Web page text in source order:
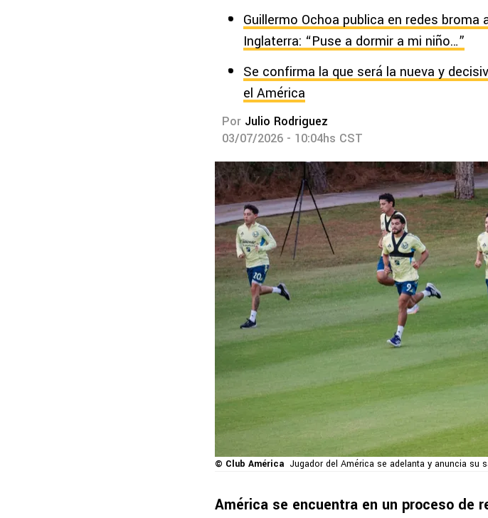
Guillermo Ochoa publica en redes
Inglaterra: “Puse a dormir a mi niño…”
Se confirma la que será la nueva y
el América
Por Julio Rodriguez
03/07/2026 - 10:04hs CST
© Club América Jugador del América se adelanta y anuncia su
América se encuentra en un proceso de